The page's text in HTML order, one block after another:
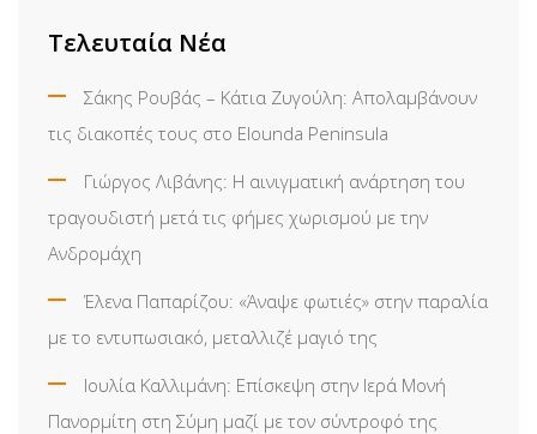
Τελευταία Νέα
Σάκης Ρουβάς – Κάτια Ζυγούλη: Απολαμβάνουν
τις διακοπές τους στο Elounda Peninsula
Γιώργος Λιβάνης: Η αινιγματική ανάρτηση του
τραγουδιστή μετά τις φήμες χωρισμού με την
Ανδρομάχη
Έλενα Παπαρίζου: «Άναψε φωτιές» στην παραλία
με το εντυπωσιακό, μεταλλιζέ μαγιό της
Ιουλία Καλλιμάνη: Επίσκεψη στην Ιερά Μονή
Πανορμίτη στη Σύμη μαζί με τον σύντροφό της